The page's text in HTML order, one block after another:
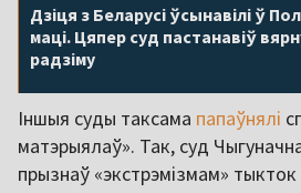
Дзіця з Беларусі ўсынавілі ў
маці. Цяпер суд пастанавіў
радзіму
Іншыя суды таксама папаўнялі
матэрыялаў». Так, суд
прызнаў «экстрэмізмам» тыкток